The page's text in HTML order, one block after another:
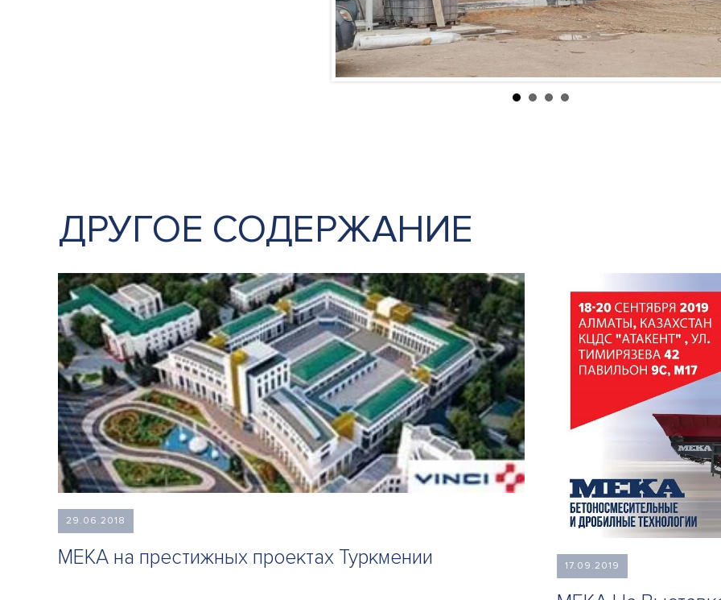
ДРУГОЕ СОДЕРЖАНИЕ
29.06.2018
МЕКА на престижных проектах Туркмении 17.09.2019